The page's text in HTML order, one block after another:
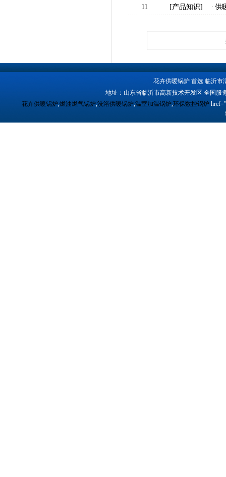
11 [产品知识] ·供
花卉供暖锅炉 首选 临沂市
地址：山东省临沂市高新技术开发区 全国服
花卉供暖锅炉,燃油燃气锅炉,洗浴供暖锅炉,温室加温锅炉,环保数控锅炉